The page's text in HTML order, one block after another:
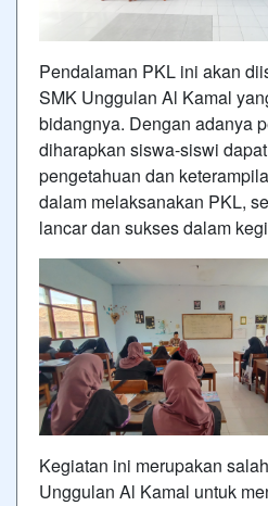
Pendalaman PKL ini akan
SMK Unggulan Al Kamal
bidangnya. Dengan adanya
diharapkan siswa-siswi
pengetahuan dan
dalam melaksanakan PKL,
lancar dan sukses dalam
Kegiatan ini merupakan
Unggulan Al Kamal untuk